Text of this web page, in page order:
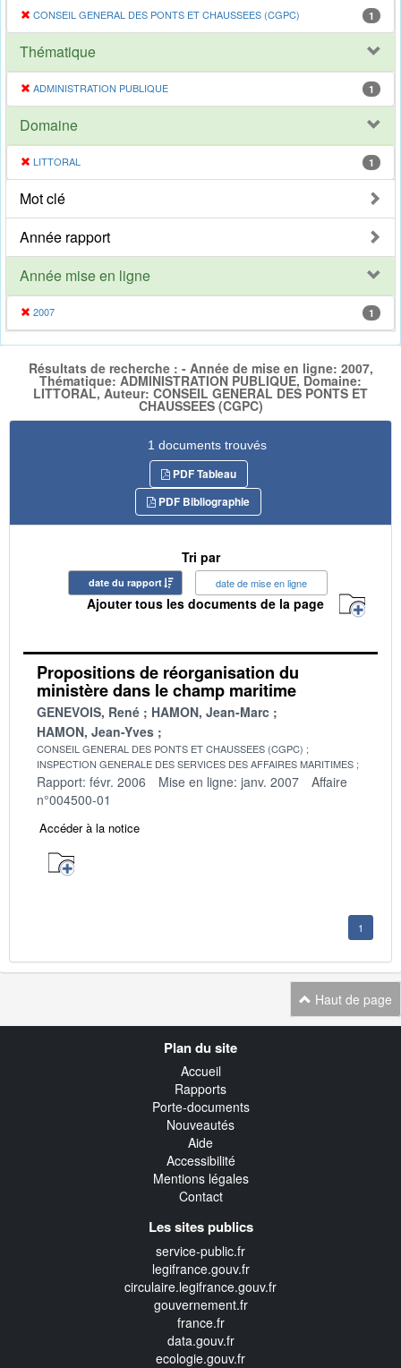
CONSEIL GENERAL DES PONTS ET CHAUSSEES (CGPC) 1
Thématique
ADMINISTRATION PUBLIQUE 1
Domaine
LITTORAL 1
Mot clé
Année rapport
Année mise en ligne
2007 1
Résultats de recherche : - Année de mise en ligne: 2007,
Thématique: ADMINISTRATION PUBLIQUE, Domaine:
LITTORAL, Auteur: CONSEIL GENERAL DES PONTS ET
CHAUSSEES (CGPC)
1 documents trouvés
PDF Tableau
PDF Bibliographie
Tri par
date du rapport date de mise en ligne
Ajouter tous les documents de la page
Propositions de réorganisation du
ministère dans le champ maritime
GENEVOIS, René
HAMON, Jean-Marc
HAMON, Jean-Yves
CONSEIL GENERAL DES PONTS ET CHAUSSEES (CGPC)
INSPECTION GENERALE DES SERVICES DES AFFAIRES MARITIMES
Rapport: févr. 2006 Mise en ligne: janv. 2007
Affaire
n°004500-01
Accéder à la notice
1
Haut de page
Plan du site
Accueil
Rapports
Porte-documents
Nouveautés
Aide
Accessibilité
Mentions légales
Contact
Les sites publics
service-public.fr
legifrance.gouv.fr
circulaire.legifrance.gouv.fr
gouvernement.fr
france.fr
data.gouv.fr
ecologie.gouv.fr